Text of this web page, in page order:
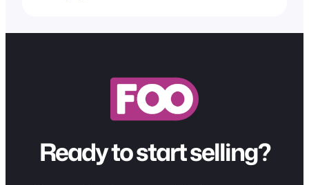
Ready to start selling?